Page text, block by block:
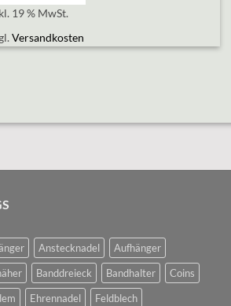
19 % MwSt.
Versandkosten
Anstecknadel
Aufhänger
Banddreieck Bandhalter
Coins
Ehrennadel
Feldblech